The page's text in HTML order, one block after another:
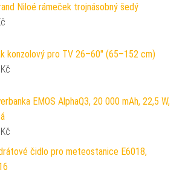
Niloé rámeček trojnásobný šedý
konzolový pro TV 26–60" (65–152 cm)
Kč
EMOS AlphaQ3, 20 000 mAh, 22,5 W,
Kč
čidlo pro meteostanice E6018,